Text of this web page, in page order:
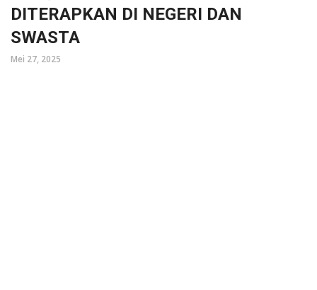
DITERAPKAN DI NEGERI DAN
SWASTA
Mei 27, 2025